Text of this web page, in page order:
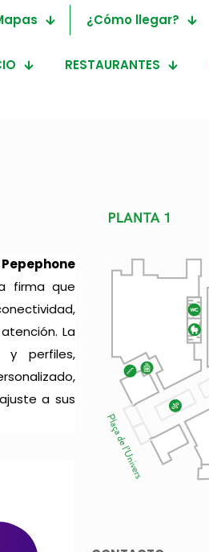
¿Cómo llegar?
RESTAURANTES
Pepephone
firma que
La
y perfiles,
a sus